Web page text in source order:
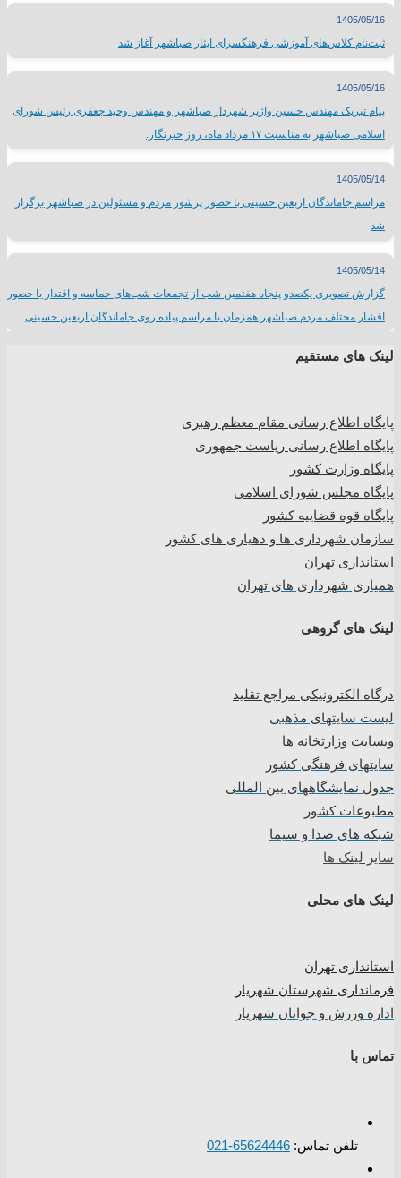
1405/05/16
ثبت‌نام کلاس‌های آموزشی فرهنگسرای ایثار صباشهر آغاز شد
1405/05/16
پیام تبریک مهندس حسین واژیر شهردار صباشهر و مهندس وحید جعفری رئیس شورای
اسلامی صباشهر به مناسبت ۱۷ مرداد ماه، روز خبرنگار:
1405/05/14
مراسم جاماندگان اربعین حسینی با حضور پرشور مردم و مسئولین در صباشهر برگزار
شد
1405/05/14
گزارش تصویری یکصدو پنجاه هفتمین شب از تجمعات شب‌های حماسه و اقتدار با حضور
اقشار مختلف مردم صباشهر همزمان با مراسم پیاده روی جاماندگان اربعین حسینی
لینک های مستقیم
پایگاه اطلاع رسانی مقام معظم رهبری
پایگاه اطلاع رسانی ریاست جمهوری
پایگاه وزارت کشور
پایگاه مجلس شورای اسلامی
پایگاه قوه قضاییه کشور
سازمان شهرداری ها و دهیاری های کشور
استانداری تهران
همیاری شهرداری های تهران
لینک های گروهی
درگاه الکترونیکی مراجع تقلید
لیست سایتهای مذهبی
وبسایت وزارتخانه ها
سایتهای فرهنگی کشور
جدول نمایشگاههای بین المللی
مطبوعات کشور
شبکه های صدا و سیما
سایر لینک ها
لینک های محلی
استانداری تهران
فرمانداری شهرستان شهریار
اداره ورزش و جوانان شهریار
تماس با
تلفن تماس: 65624446-021